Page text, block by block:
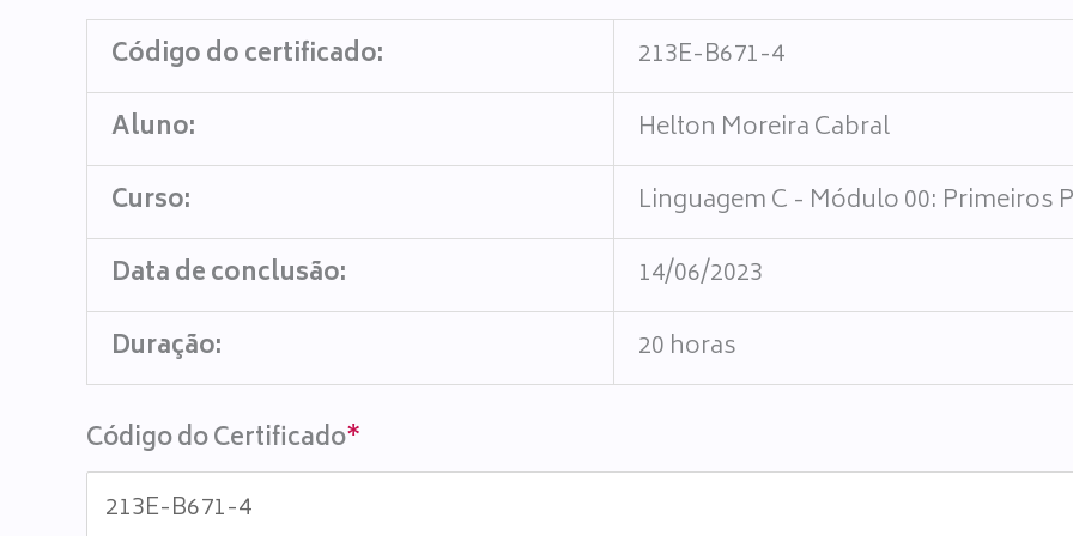
Código do certificado:
213E-B671-4
Aluno:
Helton Moreira Cabral
Curso:
Linguagem C - Módulo 00: Primeiros
Data de conclusão:
14/06/2023
Duração:
20 horas
Código do Certificado*